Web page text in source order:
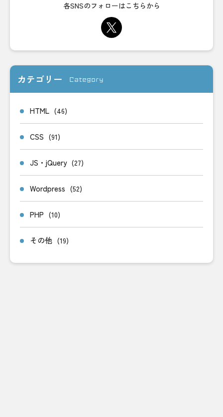
各SNSのフォローはこちらから
カテゴリー Category
HTML (46)
CSS (91)
JS・jQuery (27)
Wordpress (52)
PHP (10)
その他 (19)